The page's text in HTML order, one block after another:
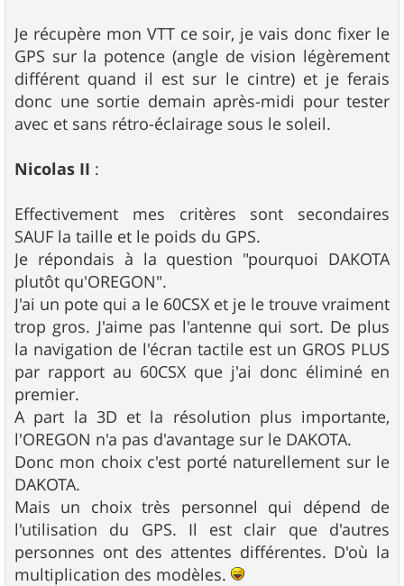
Je récupère mon VTT ce soir, je vais donc fixer le
GPS sur la potence (angle de vision légèrement
différent quand il est sur le cintre) et je ferais
donc une sortie demain après-midi pour tester
avec et sans rétro-éclairage sous le soleil.
Nicolas II :
Effectivement mes critères sont secondaires
SAUF la taille et le poids du GPS.
Je répondais à la question "pourquoi DAKOTA
plutôt qu'OREGON".
J'ai un pote qui a le 60CSX et je le trouve vraiment
trop gros. J'aime pas l'antenne qui sort. De plus
la navigation de l'écran tactile est un GROS PLUS
par rapport au 60CSX que j'ai donc éliminé en
premier.
A part la 3D et la résolution plus importante,
l'OREGON n'a pas d'avantage sur le DAKOTA.
Donc mon choix c'est porté naturellement sur le
DAKOTA.
Mais un choix très personnel qui dépend de
l'utilisation du GPS. Il est clair que d'autres
personnes ont des attentes différentes. D'où la
multiplication des modèles.